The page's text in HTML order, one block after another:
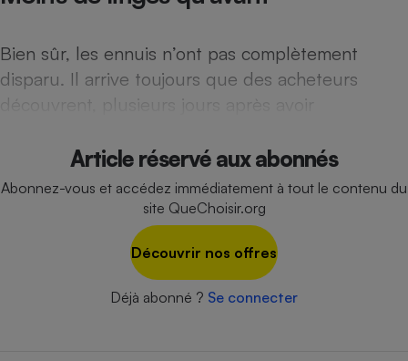
Bien sûr, les ennuis n’ont pas complètement
disparu. Il arrive toujours que des acheteurs
découvrent, plusieurs jours après avoir
Article réservé aux abonnés
Abonnez-vous et accédez immédiatement à tout le contenu du
site QueChoisir.org
Découvrir nos offres
Déjà abonné ? Se connecter
Robot ménager